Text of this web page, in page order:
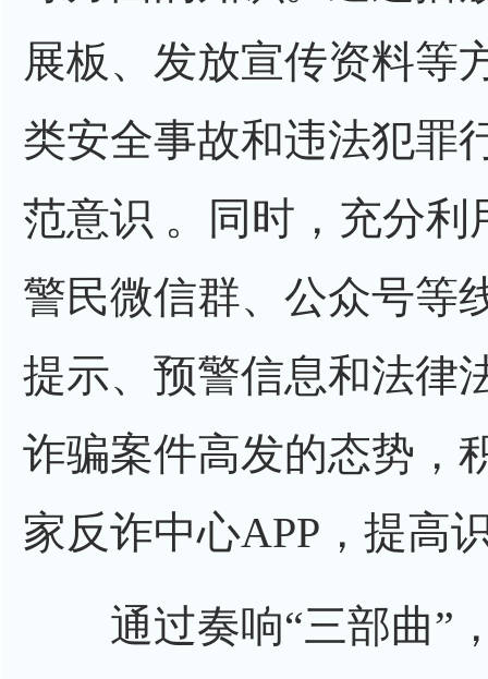
展板、发放宣传资料等
类安全事故和违法犯罪
范意识 。同时，充分
警民微信群、公众号等
提示、预警信息和法律
诈骗案件高发的态势，
家反诈中心APP，提高
通过奏响“三部曲”